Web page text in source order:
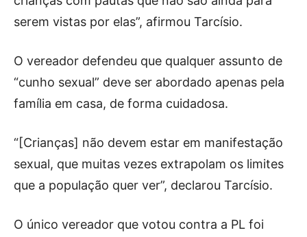
serem vistas por elas”, afirmou Tarcísio.
O vereador defendeu que qualquer assunto de
“cunho sexual” deve ser abordado apenas pela
família em casa, de forma cuidadosa.
“[Crianças] não devem estar em manifestação
sexual, que muitas vezes extrapolam os limites
que a população quer ver”, declarou Tarcísio.
O único vereador que votou contra a PL foi